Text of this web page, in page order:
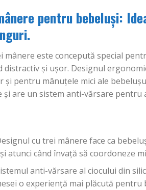
pentru bebeluși:
mânere este concepută special
și ușor. Designul
și pentru mânuțele mici ale
și are un sistem anti-vărsare pentru
cu trei mânere face ca
atunci când învață să coordoneze
anti-vărsare al ciocului din
o experiență mai plăcută